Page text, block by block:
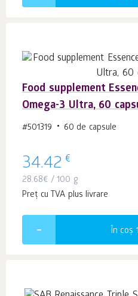
Food supplement
Оmega-3 Ultra, 60
#501319 60 de capsule
34.42 €
28.68€ / 100 g
Preț cu TVA plus livrare
În coș 1